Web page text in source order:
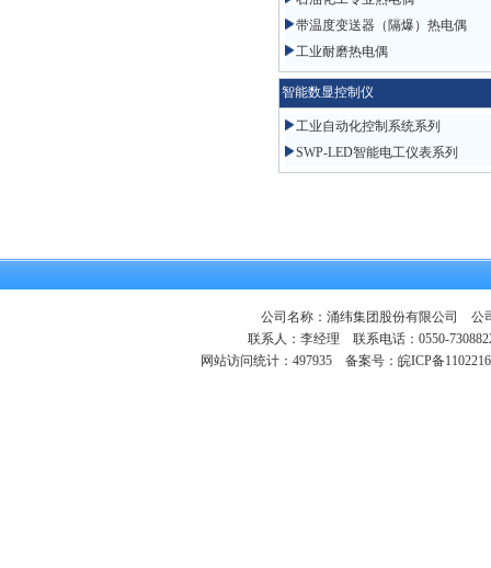
带温度变送器（隔爆）热电偶
工业耐磨热电偶
智能数显控制仪
工业自动化控制系统系列
SWP-LED智能电工仪表系列
公司名称：涌纬集团股份有限公司 公
联系人：李经理 联系电话：0550-
网站访问统计：497935 备案号：皖ICP备